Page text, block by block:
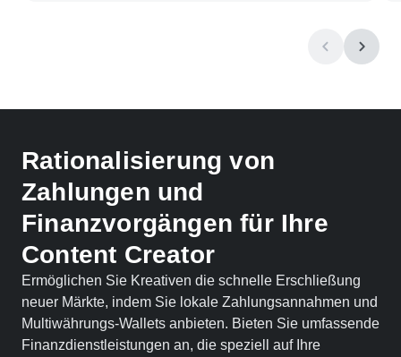
Rationalisierung von
Zahlungen und
Finanzvorgängen für Ihre
Content Creator
Ermöglichen Sie Kreativen die schnelle Erschließung
neuer Märkte, indem Sie lokale Zahlungsannahmen und
Multiwährungs-Wallets anbieten. Bieten Sie umfassende
Finanzdienstleistungen an, die speziell auf Ihre